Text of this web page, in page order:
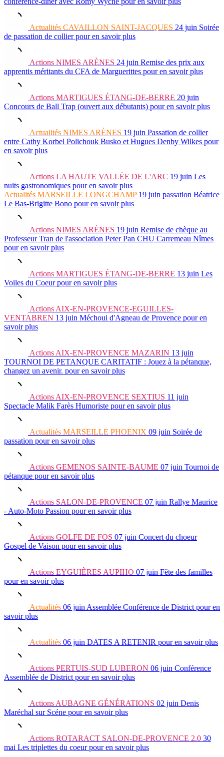
Actualités CAVAILLON SAINT-JACQUES 24 juin Soirée
de passation de collierpour en savoir plus
Actions NIMES ARÈNES 24 juin Remise des prix aux
apprentis méritants du CFA de Marguerittes pour en savoir plus
Actions MARTIGUES ÉTANG-DE-BERRE 20 juin
Concours de Ball Trap (ouvert aux débutants) pour en savoir plus
Actualités NIMES ARÈNES 19 juin Passation de collier
entre Cathy Korbel Polichouk Busko et Hugues Denby Wilkes pour
en savoir plus
Actions LA HAUTE VALLÉE DE L'ARC 19 juin Les
nuits gastronomiques pour en savoir plus
Actualités MARSEILLE LONGCHAMP 19 juin passation Béatrice
Le Bas-Brigitte Bono pour en savoir plus
Actions NIMES ARÈNES 19 juin Remise de chèque au
Professeur Tran de l'association Peter Pan CHU Carremeau Nîmes
pour en savoir plus
Actions MARTIGUES ÉTANG-DE-BERRE 13 juin Les
Voiles du Coeur pour en savoir plus
Actions AIX-EN-PROVENCE-EGUILLES-
VENTABREN 13 juin Méchoui d'Agneau de Provence pour en
savoir plus
Actions AIX-EN-PROVENCE MAZARIN 13 juin
TOURNOI DE PETANQUE CARITATIF : Jouez à la pétanque,
changez un avenir. pour en savoir plus
Actions AIX-EN-PROVENCE SEXTIUS 11 juin
Spectacle Malik Farès Humoriste pour en savoir plus
Actualités MARSEILLE PHOENIX 09 juin Soirée de
passation pour en savoir plus
Actions GEMENOS SAINTE-BAUME 07 juin Tournoi de
pétanque pour en savoir plus
Actions SALON-DE-PROVENCE 07 juin Rallye Maurice
- Auto-Moto Passion pour en savoir plus
Actions GOLFE DE FOS 07 juin Concert du choeur
Gospel de Vaison pour en savoir plus
Actions EYGUIÈRES AUPIHO 07 juin Fête des familles
pour en savoir plus
Actualités 06 juin Assemblée Conférence de District pour en
savoir plus
Actualités 06 juin DATES A RETENIR pour en savoir plus
Actions PERTUIS-SUD LUBERON 06 juin Conférence
Assemblée de District pour en savoir plus
Actions AUBAGNE GÉNÉRATIONS 02 juin Denis
Maréchal sur Scéne pour en savoir plus
Actions ROTARACT SALON-DE-PROVENCE 2.0 30
mai Les triplettes du coeur pour en savoir plus